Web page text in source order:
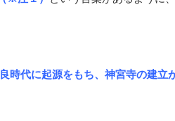
時代に起源をもち、神宮寺の建立